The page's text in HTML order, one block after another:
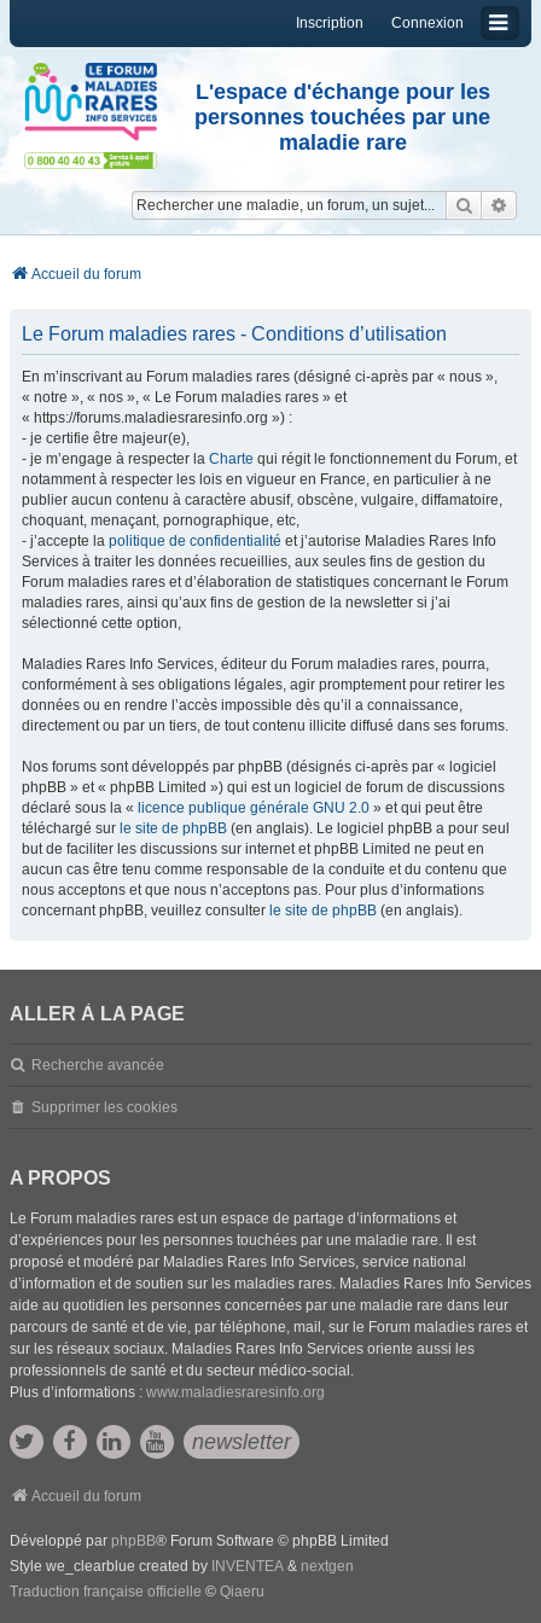
Connexion
Inscription
L'espace d'échange pour les
personnes touchées par une
maladie rare
Accueil du forum
Le Forum maladies rares - Conditions d’utilisation
En m’inscrivant au Forum maladies rares (désigné ci-après par « nous »,
« notre », « nos », « Le Forum maladies rares » et
« https://forums.maladiesraresinfo.org ») :
- je certifie être majeur(e),
- je m’engage à respecter la Charte qui régit le fonctionnement du Forum, et
notamment à respecter les lois en vigueur en France, en particulier à ne
publier aucun contenu à caractère abusif, obscène, vulgaire, diffamatoire,
choquant, menaçant, pornographique, etc,
- j’accepte la politique de confidentialité et j’autorise Maladies Rares Info
Services à traiter les données recueillies, aux seules fins de gestion du
Forum maladies rares et d’élaboration de statistiques concernant le Forum
maladies rares, ainsi qu’aux fins de gestion de la newsletter si j’ai
sélectionné cette option,
Maladies Rares Info Services, éditeur du Forum maladies rares, pourra,
conformément à ses obligations légales, agir promptement pour retirer les
données ou en rendre l’accès impossible dès qu’il a connaissance,
directement ou par un tiers, de tout contenu illicite diffusé dans ses forums.
Nos forums sont développés par phpBB (désignés ci-après par « logiciel
phpBB » et « phpBB Limited ») qui est un logiciel de forum de discussions
déclaré sous la « licence publique générale GNU 2.0 » et qui peut être
téléchargé sur le site de phpBB (en anglais). Le logiciel phpBB a pour seul
but de faciliter les discussions sur internet et phpBB Limited ne peut en
aucun cas être tenu comme responsable de la conduite et du contenu que
nous acceptons et que nous n’acceptons pas. Pour plus d’informations
concernant phpBB, veuillez consulter le site de phpBB (en anglais).
ALLER À LA PAGE
Recherche avancée
Supprimer les cookies
A PROPOS
Le Forum maladies rares est un espace de partage d’informations et
d’expériences pour les personnes touchées par une maladie rare. Il est
proposé et modéré par Maladies Rares Info Services, service national
d’information et de soutien sur les maladies rares. Maladies Rares Info Services
aide au quotidien les personnes concernées par une maladie rare dans leur
parcours de santé et de vie, par téléphone, mail, sur le Forum maladies rares et
sur les réseaux sociaux. Maladies Rares Info Services oriente aussi les
professionnels de santé et du secteur médico-social.
Plus d’informations : www.maladiesraresinfo.org
newsletter
Accueil du forum
Développé par phpBB® Forum Software © phpBB Limited
Style we_clearblue created by INVENTEA & nextgen
Traduction française officielle © Qiaeru